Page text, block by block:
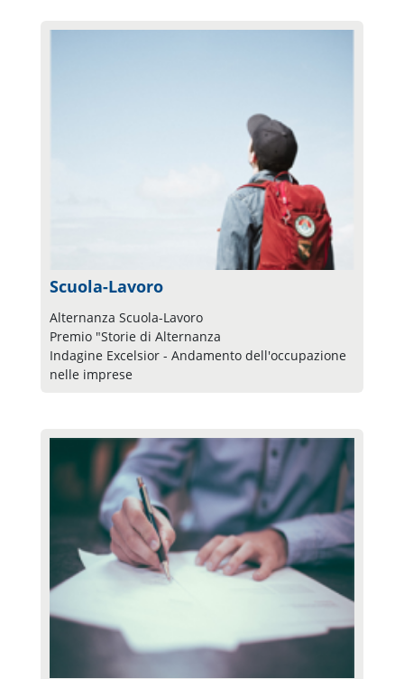
Scuola-Lavoro
Alternanza Scuola-Lavoro
Premio "Storie di Alternanza
Indagine Excelsior - Andamento dell'occupazione
nelle imprese